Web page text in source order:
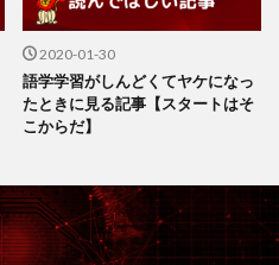
2020-01-30
語学学習がしんどくてヤケになっ
たときに見る記事【スタートはそ
こからだ】